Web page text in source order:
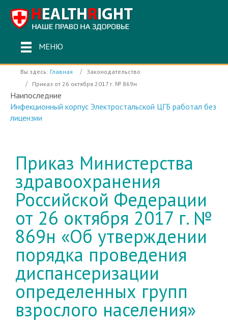
МЕНЮ
Вы здесь: Главная
Законодательство
Приказ от 26 октября 2017 г. № 869н
Наипоследние
Инфекционный корпус Электростальской ЦГБ работал без
лицензии
Приказ Министерства
здравоохранения
Российской Федерации
от 26 октября 2017 г. №
869н «Об утверждении
порядка проведения
диспансеризации
определенных групп
взрослого населения»